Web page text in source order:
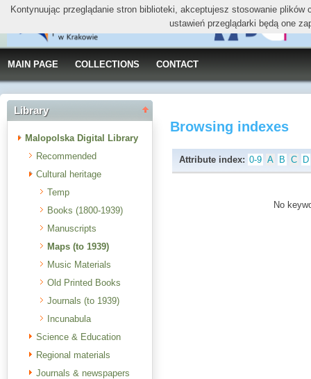
MAIN PAGE COLLECTIONS CONTACT
Library
Malopolska Digital Library
Recommended
Cultural heritage
Temp
Books (1800-1939)
Manuscripts
Maps (to 1939)
Music Materials
Old Printed Books
Journals (to 1939)
Incunabula
Science & Education
Regional materials
Journals & newspapers
Browsing indexes
Attribute index: 0-9 A B C D
No
Kontynuując przeglądanie stron biblioteki, akceptujesz stosowanie
ustawień przeglądarki będą one